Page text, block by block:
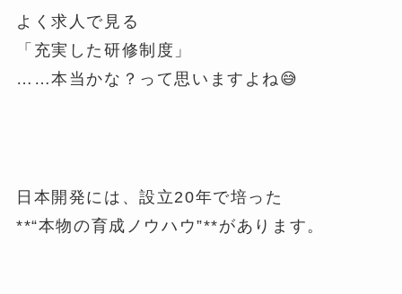
よく求人で見る
「充実した研修制度」
……本当かな？って思いますよね😅
日本開発には、設立20年で培った
**“本物の育成ノウハウ”**があります。